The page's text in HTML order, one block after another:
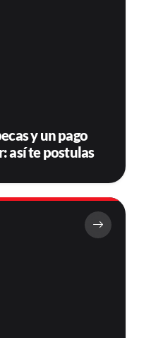
y un pago
así te postulas